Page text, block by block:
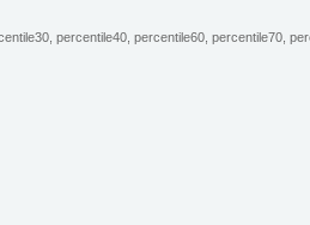
percentile40, percentile60, percentile70,